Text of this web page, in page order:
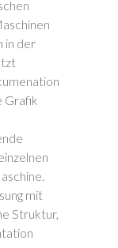
in der
Grafik
mit
Struktur,